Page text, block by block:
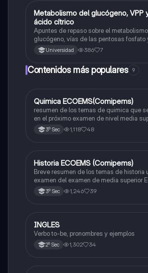
Biología
Metabolismo del glucógeno, VPP
ácido cítrico
Apuntes de repaso sobre el
glucógeno, vías de las pentosas fosfato
ácido cítrico
Universidad 386 7
Contenidos más populares 9
Química
Quimica ECOEMS(Comipems)
resumen de los temas de quimica que
en el próximo examen de nivel media
zona metropolitana de el valle de México
3º Sec 1,118 48
Historia
Historia ECOEMS (Comipems)
Breve resumen de los temas de historia
examen del examen de media superior
valle de México
3º Sec 1,246 39
Inglés
INGLES
Verbo to-be, pronombres y ejemplos
2º Sec 1,302 34